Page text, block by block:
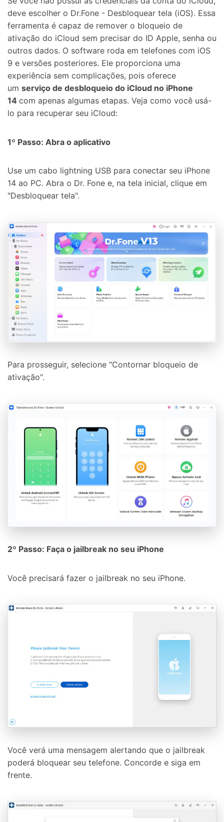
deve escolher o Dr.Fone - Desbloquear tela (iOS). Essa
ferramenta é capaz de remover o bloqueio de
ativação do iCloud sem precisar do ID Apple, senha ou
outros dados. O software roda em telefones com iOS
9 e versões posteriores. Ele proporciona uma
experiência sem complicações, pois oferece
um serviço de desbloqueio do iCloud no iPhone
14 com apenas algumas etapas. Veja como você usá-
lo para recuperar seu iCloud:
1º Passo: Abra o aplicativo
Use um cabo lightning USB para conectar seu iPhone
14 ao PC. Abra o Dr. Fone e, na tela inicial, clique em
"Desbloquear tela".
Para prosseguir, selecione "Contornar bloqueio de
ativação".
2º Passo: Faça o jailbreak no seu iPhone
Você precisará fazer o jailbreak no seu iPhone.
Você verá uma mensagem alertando que o jailbreak
poderá bloquear seu telefone. Concorde e siga em
frente.